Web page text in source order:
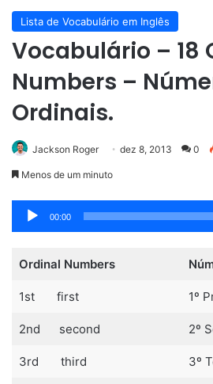
Lista de Vocabulário em Inglês
Vocabulário – 18
Numbers –
Ordinais.
Jackson Roger dez 8, 2013 0
Menos de um minuto
Tocador
de
00:00
Ordinal Numbers
1st first 1º
2nd second 2º
3rd third 3º